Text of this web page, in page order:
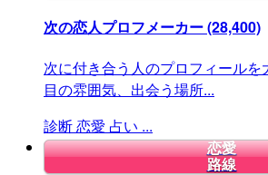
次の恋人プロフメーカー(28,400)
次に付き合う人のプロフィールを
目の雰囲気、出会う場所...
診断恋愛 占い ...
恋愛
路線